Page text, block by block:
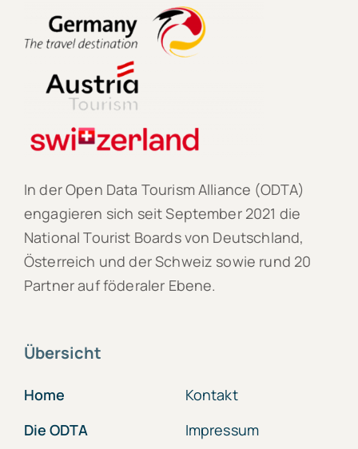
In der Open Data Tourism Alliance (ODTA)
engagieren sich seit September 2021 die
National Tourist Boards von Deutschland,
Österreich und der Schweiz sowie rund 20
Partner auf föderaler Ebene.
Übersicht
Home
Die ODTA
Kontakt
Impressum